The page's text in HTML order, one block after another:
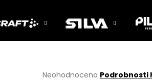
Průměrné
Neohodnoceno Podrobnosti
najít?